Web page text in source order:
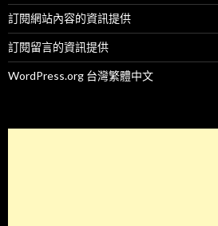
訂閱網站內容的資訊提供
訂閱留言的資訊提供
WordPress.org 台灣繁體中文